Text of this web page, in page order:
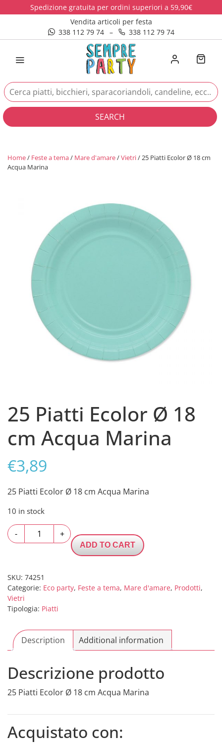
Spedizione gratuita per ordini superiori a 59,90€
Vendita articoli per festa
338 112 79 74
– 338 112 79 74
SEARCH
Home/ Feste a tema/ Mare d'amare/Vietri/ 25 Piatti Ecolor Ø 18 cm
Acqua Marina
25 Piatti Ecolor Ø 18
cm Acqua Marina
€3,89
25 Piatti Ecolor Ø 18 cm Acqua Marina
10 in stock
-
Piatti
18
cm
Marina
+
ADD TO CART
SKU: 74251
Categorie: Eco party, Feste a tema, Mare d'amare, Prodotti,
Vietri
Tipologia: Piatti
Description Additional information
Descrizione prodotto
25 Piatti Ecolor Ø 18 cm Acqua Marina
Acquistato con: